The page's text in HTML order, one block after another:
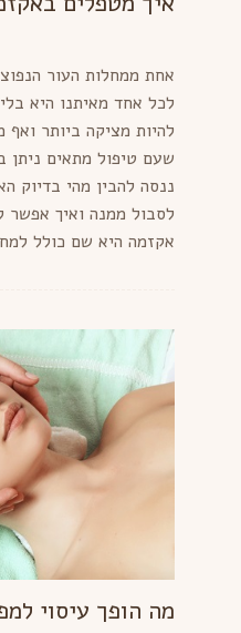
אחת ממחלות העור
לכל אחד מאיתנו היא
להיות מציקה ביותר
שעם טיפול מתאים ניתן
ננסה להבין מהי בדיוק
לסבול ממנה ואיך
אקזמה היא שם כולל
מה הופך עיסוי